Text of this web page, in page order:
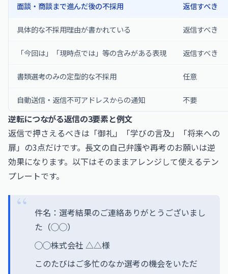
面談・商談まで進んだ後の不採用 返信すべき
具体的な不採用理由が書かれている 返信すべき
「今回は」「現時点では」等の含みがある表現 返信すべき
書類選考のみの定型的な不採用 任意
自動送信・返信不可アドレスからの通知 不要
逆転につながる返信の3要素と例文
返信で押さえるべきは「御礼」「学びの言及」「将来への
扉」の3点だけです。長文の自己弁護や再考のお願いは逆
効果になります。以下はそのままアレンジして使えるテン
プレートです。
件名：選考結果のご連絡ありがとうございまし
た（◯◯）
◯◯株式会社 △△様
このたびはご多忙のなか選考の機会をいただ